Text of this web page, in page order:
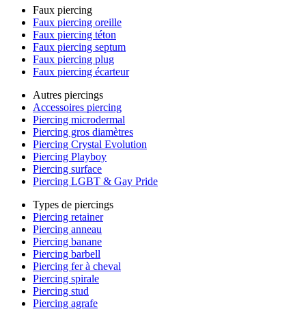
Faux piercing
Faux piercing oreille
Faux piercing téton
Faux piercing septum
Faux piercing plug
Faux piercing écarteur
Autres piercings
Accessoires piercing
Piercing microdermal
Piercing gros diamètres
Piercing Crystal Evolution
Piercing Playboy
Piercing surface
Piercing LGBT & Gay Pride
Types de piercings
Piercing retainer
Piercing anneau
Piercing banane
Piercing barbell
Piercing fer à cheval
Piercing spirale
Piercing stud
Piercing agrafe